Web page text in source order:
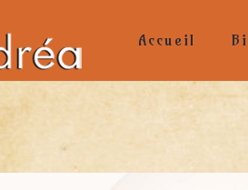
Accueil